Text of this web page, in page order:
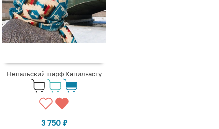
Непальский шарф Капилвасту
3 750 ₽